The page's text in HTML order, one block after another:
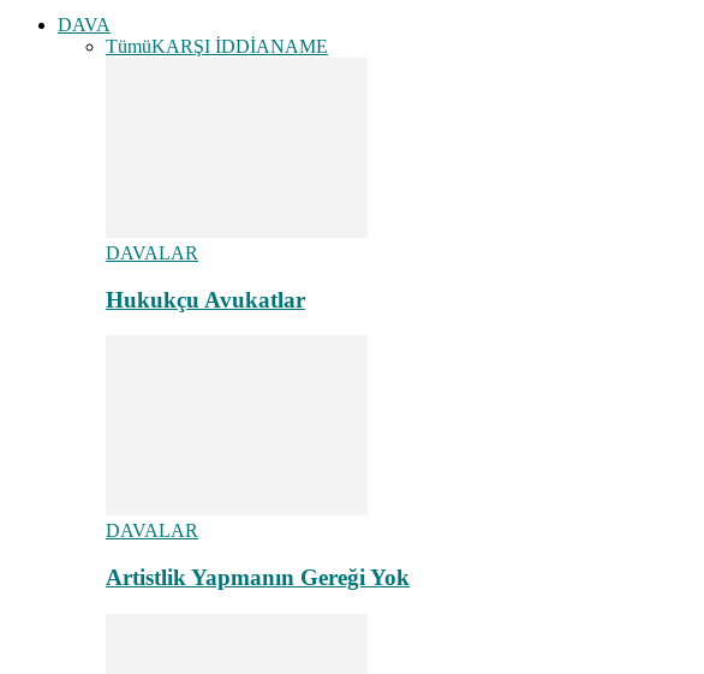
DAVA
TümüKARŞI İDDİANAME
DAVALAR
Hukukçu Avukatlar
DAVALAR
Artistlik Yapmanın Gereği Yok